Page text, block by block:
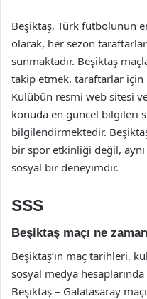
Beşiktaş, Türk futbolunun
olarak, her sezon
sunmaktadır. Beşiktaş
takip etmek, taraftarlar için
Kulübün resmi web sitesi
konuda en güncel bilgileri
bilgilendirmektedir.
bir spor etkinliği değil,
sosyal bir deneyimdir.
SSS
Beşiktaş maçı ne
Beşiktaş’ın maç tarihleri,
sosyal medya
Beşiktaş – Galatasaray